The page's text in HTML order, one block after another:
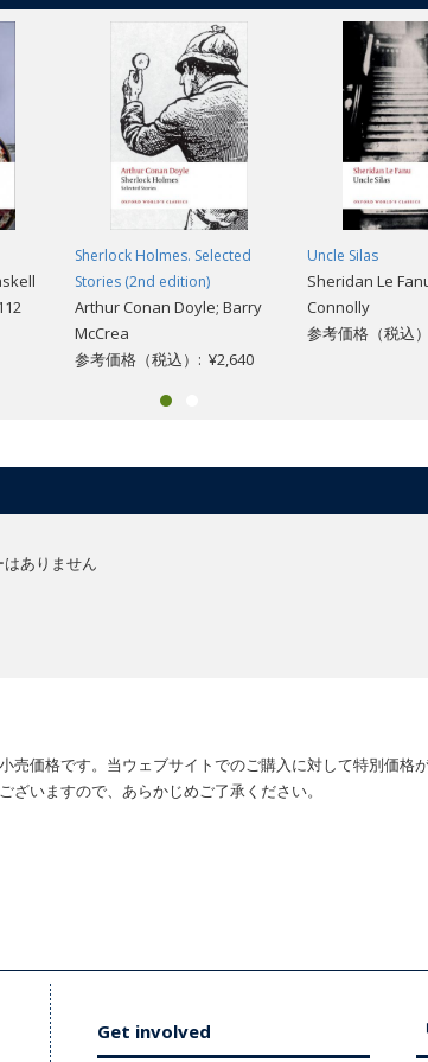
Sherlock Holmes. Selected
Stories (2nd edition)
Arthur Conan Doyle; Barry
McCrea
参考価格（税込）: ¥2,640
Uncle Silas
Sheridan Le
Connolly
参考価格（税込
ありません
売価格です。当ウェブサイトでのご購入に対して特別価格
いますので、あらかじめご了承ください。
Get involved